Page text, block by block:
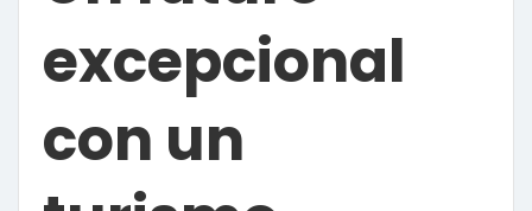
excepcional
con un